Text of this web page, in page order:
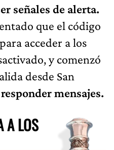
señales de alerta.
que el código
acceder a los
y comenzó
desde San
mensajes.
A LOS